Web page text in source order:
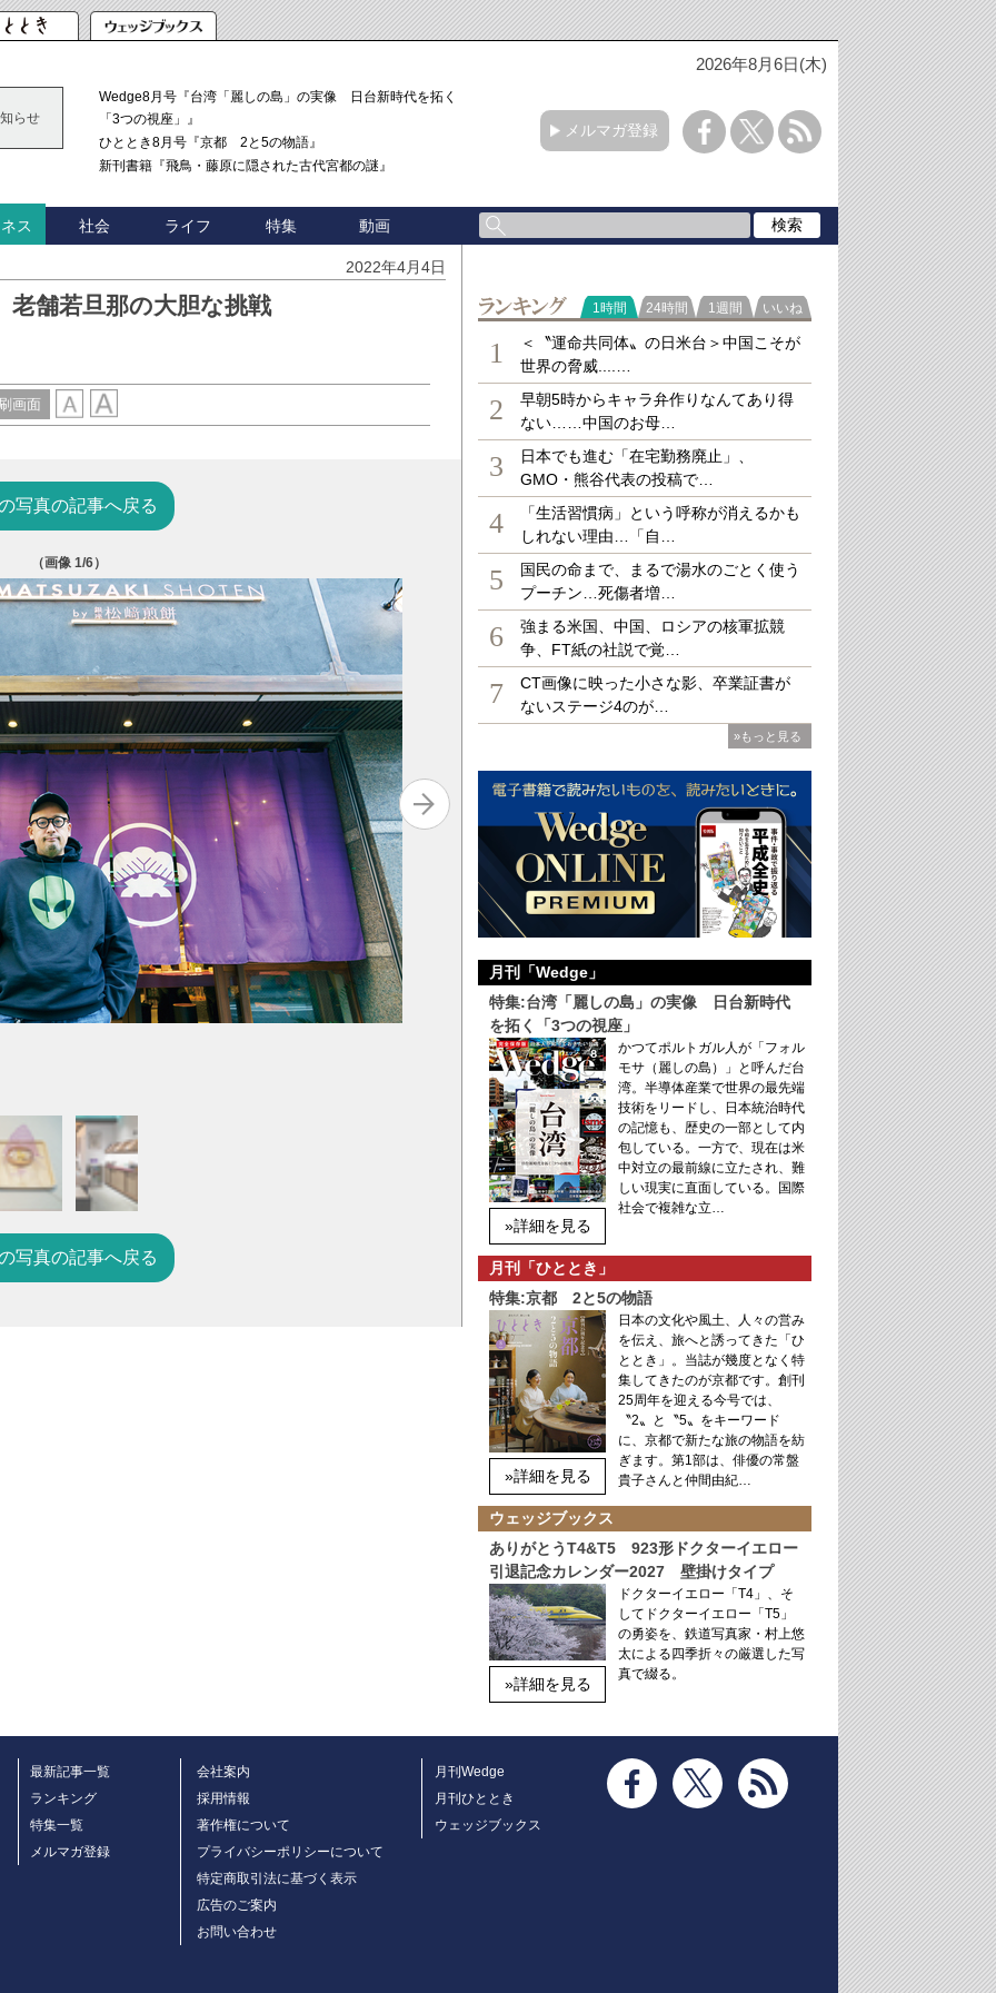
2026年8月6日(木)
らせ
Wedge8月号『台湾「麗しの島」の実像 日台新時代を拓く
「3つの視座」』
ひととき8月号『京都 2と5の物語』
新刊書籍『飛鳥・藤原に隠された古代宮都の謎』
メルマガ登録
ス 社会 ライフ 特集 動画
2022年4月4日
老舗若旦那の大胆な挑戦
画面
写真の記事へ戻る
（画像1/6）
松﨑煎餅の看板商品である瓦煎餅。店内で販売されるコーヒーと一緒に食べると、ほどよく
ほどマッチする。
写真の記事へ戻る
ラ
1時間 24時間 1週間 いいね
1
＜〝運命共同体〟の日米台＞中国こそが
世界の脅威....…
2
早朝5時からキャラ弁作りなんてあり得
ない……中国のお母…
3
日本でも進む「在宅勤務廃止」、
GMO・熊谷代表の投稿で…
4
「生活習慣病」という呼称が消えるかも
しれない理由…「自…
5
国民の命まで、まるで湯水のごとく使う
プーチン…死傷者増…
6
強まる米国、中国、ロシアの核軍拡競
争、FT紙の社説で覚…
7
CT画像に映った小さな影、卒業証書が
ないステージ4のが…
»もっと見る
月刊「Wedge」
特集:台湾「麗しの島」の実像 日台新時代
を拓く「3つの視座」
»詳細を見る
かつてポルトガル人が「フォル
モサ（麗しの島）」と呼んだ台
湾。半導体産業で世界の最先端
技術をリードし、日本統治時代
の記憶も、歴史の一部として内
包している。一方で、現在は米
中対立の最前線に立たされ、難
しい現実に直面している。国際
社会で複雑な立…
月刊「ひととき」
特集:京都 2と5の物語
»詳細を見る
日本の文化や風土、人々の営み
を伝え、旅へと誘ってきた「ひ
ととき」。当誌が幾度となく特
集してきたのが京都です。創刊
25周年を迎える今号では、
〝2〟と〝5〟をキーワード
に、京都で新たな旅の物語を紡
ぎます。第1部は、俳優の常盤
貴子さんと仲間由紀…
ウェッジブックス
ありがとうT4&T5 923形ドクターイエロー
引退記念カレンダー2027 壁掛けタイプ
»詳細を見る
ドクターイエロー「T4」、そ
してドクターイエロー「T5」
の勇姿を、鉄道写真家・村上悠
太による四季折々の厳選した写
真で綴る。
最新記事一覧
ランキング
特集一覧
メルマガ登録
会社案内
採用情報
著作権について
プライバシーポリシーについて
特定商取引法に基づく表示
広告のご案内
お問い合わせ
月刊Wedge
月刊ひととき
ウェッジブックス